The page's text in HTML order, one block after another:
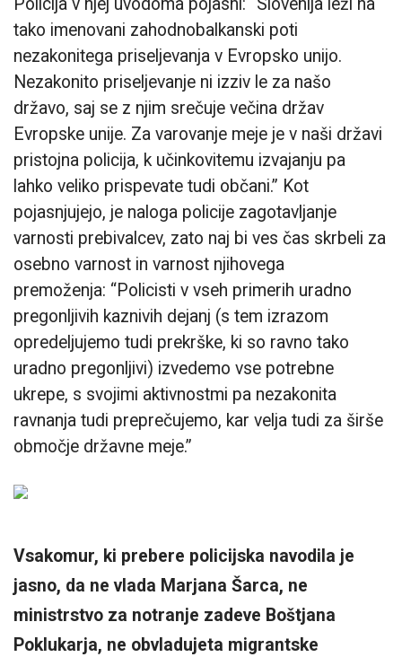
tako imenovani zahodnobalkanski poti
nezakonitega priseljevanja v Evropsko unijo.
Nezakonito priseljevanje ni izziv le za našo
državo, saj se z njim srečuje večina držav
Evropske unije. Za varovanje meje je v naši državi
pristojna policija, k učinkovitemu izvajanju pa
lahko veliko prispevate tudi občani.” Kot
pojasnjujejo, je naloga policije zagotavljanje
varnosti prebivalcev, zato naj bi ves čas skrbeli za
osebno varnost in varnost njihovega
premoženja: “Policisti v vseh primerih uradno
pregonljivih kaznivih dejanj (s tem izrazom
opredeljujemo tudi prekrške, ki so ravno tako
uradno pregonljivi) izvedemo vse potrebne
ukrepe, s svojimi aktivnostmi pa nezakonita
ravnanja tudi preprečujemo, kar velja tudi za širše
območje državne meje.”
Vsakomur, ki prebere policijska navodila je
jasno, da ne vlada Marjana Šarca, ne
ministrstvo za notranje zadeve Boštjana
Poklukarja, ne obvladujeta migrantske